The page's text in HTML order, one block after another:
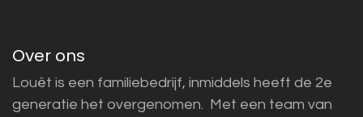
Over ons
Louët is een familiebedrijf, inmiddels heeft de 2e
generatie het overgenomen. Met een team van